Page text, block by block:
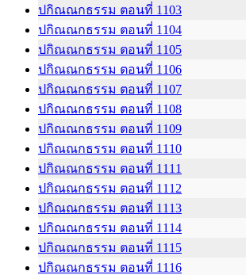
ปกิณณกธรรม ตอนที่ 1103
ปกิณณกธรรม ตอนที่ 1104
ปกิณณกธรรม ตอนที่ 1105
ปกิณณกธรรม ตอนที่ 1106
ปกิณณกธรรม ตอนที่ 1107
ปกิณณกธรรม ตอนที่ 1108
ปกิณณกธรรม ตอนที่ 1109
ปกิณณกธรรม ตอนที่ 1110
ปกิณณกธรรม ตอนที่ 1111
ปกิณณกธรรม ตอนที่ 1112
ปกิณณกธรรม ตอนที่ 1113
ปกิณณกธรรม ตอนที่ 1114
ปกิณณกธรรม ตอนที่ 1115
ปกิณณกธรรม ตอนที่ 1116